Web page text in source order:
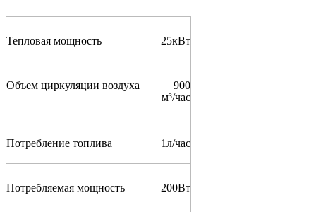
Тепловая мощность 25кВт
Объем циркуляции воздуха
900
м³/час
Потребление топлива 1л/час
Потребляемая мощность 200Вт